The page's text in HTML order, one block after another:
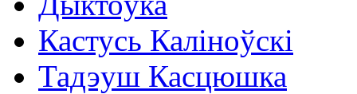
Кастусь Каліноўскі
Тадэуш Касцюшка